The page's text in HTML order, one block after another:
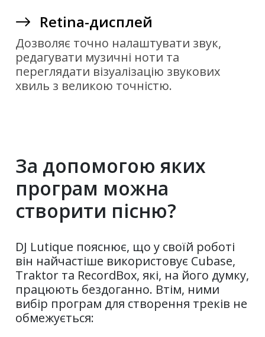
Retina-дисплей
Дозволяє точно налаштувати звук,
редагувати музичні ноти та
переглядати візуалізацію звукових
хвиль з великою точністю.
За допомогою яких
програм можна
створити пісню?
DJ Lutique пояснює, що у своїй роботі
він найчастіше використовує Cubase,
Traktor та RecordBox, які, на його думку,
працюють бездоганно. Втім, ними
вибір програм для створення треків не
обмежується: